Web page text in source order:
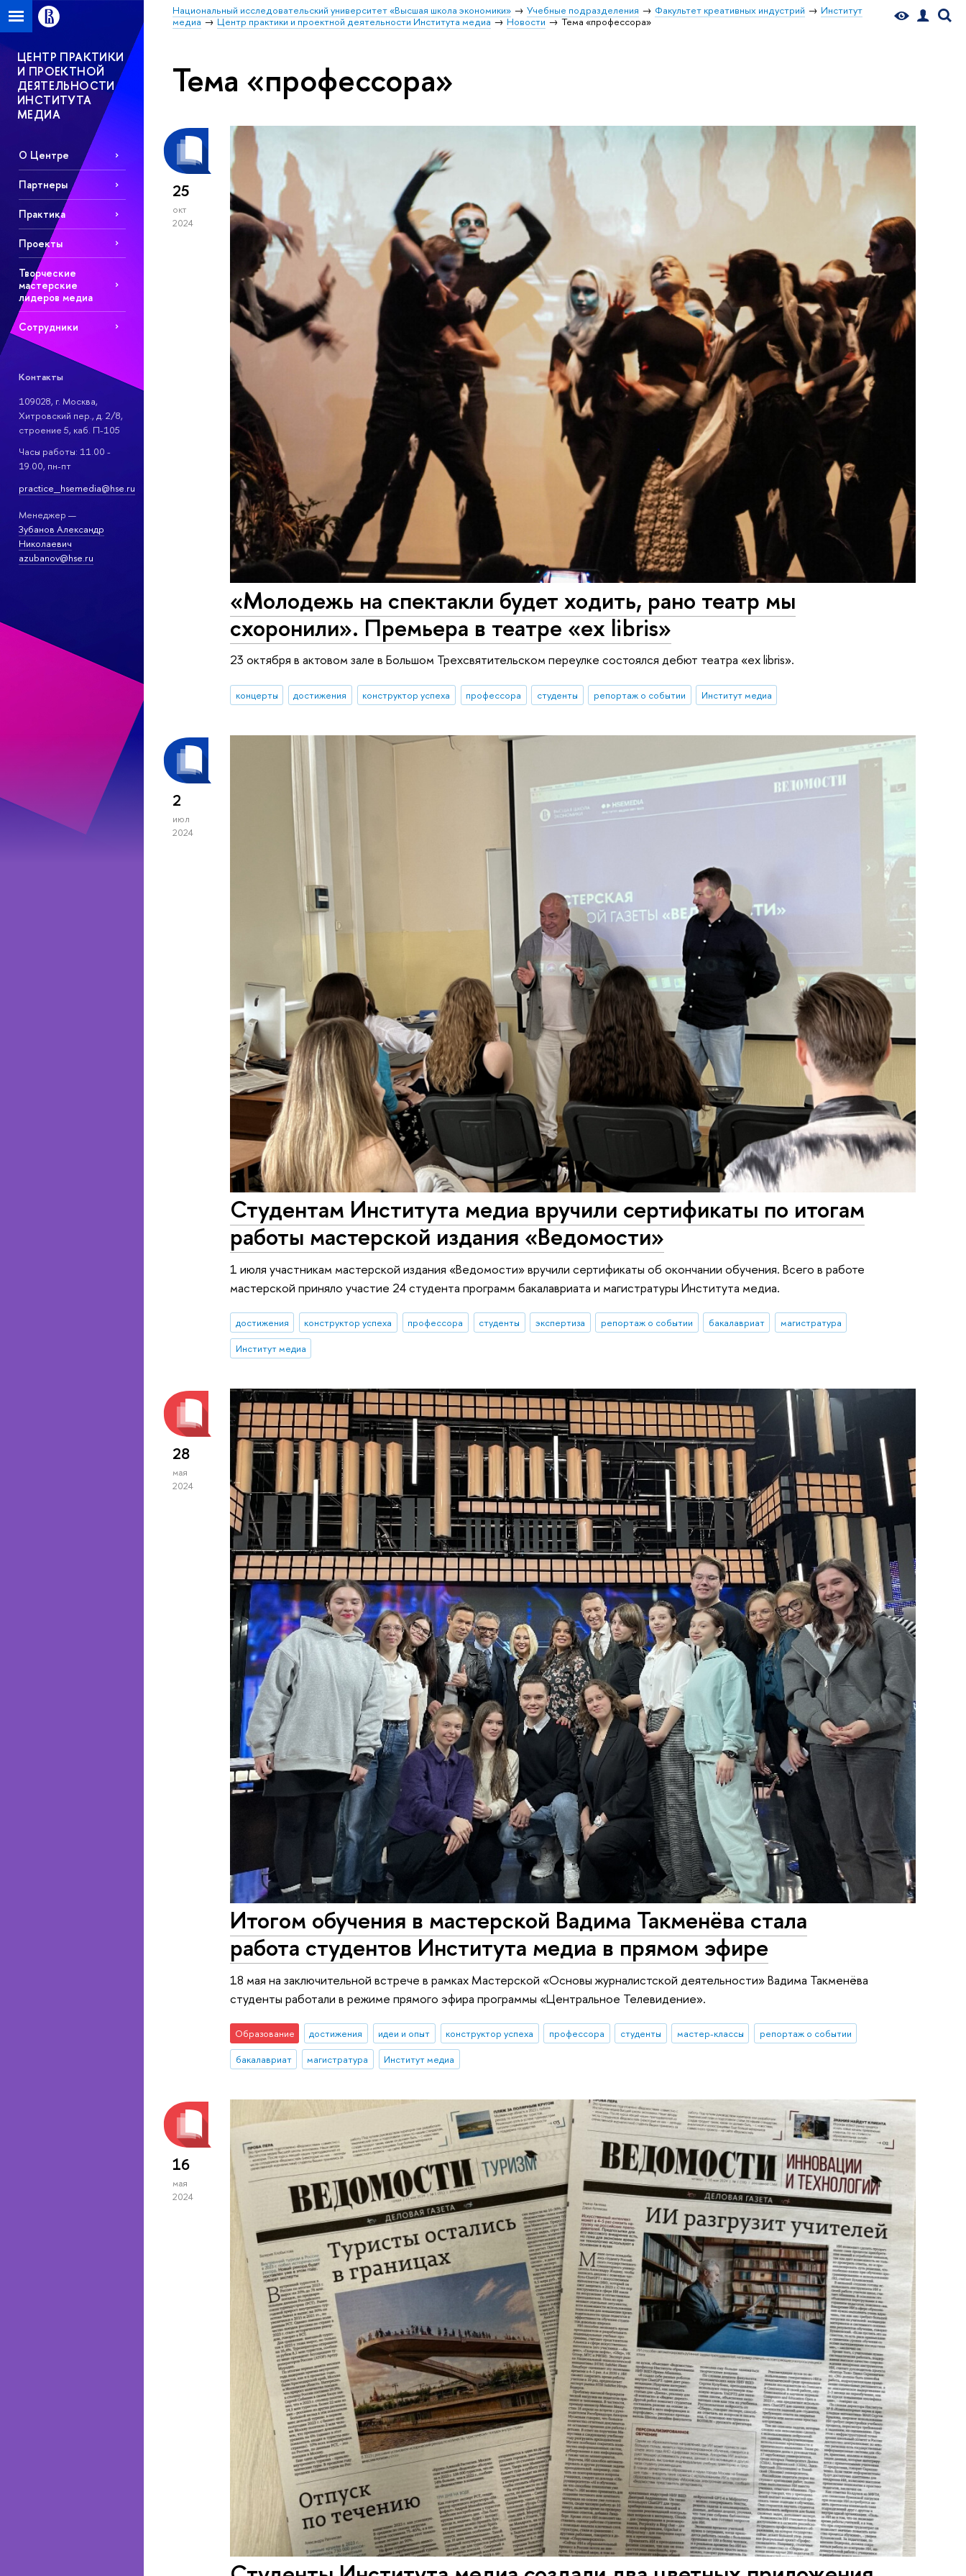
Национальный исследовательский университет «Высшая школа экономики» Учебные подразделения Факультет креативных индустрий
Институт
медиа
Центр практики и проектной деятельности Института медиа Новости Тема «профессора»
ЦЕНТР ПРАКТИКИ
И ПРОЕКТНОЙ
ДЕЯТЕЛЬНОСТИ
ИНСТИТУТА
МЕДИА
О Центре
Партнеры
Практика
Проекты
Творческие
мастерские
лидеров медиа
Сотрудники
Контакты
109028, г. Москва,
Хитровский пер., д. 2/8,
строение 5, каб. П-105
Часы работы: 11.00 -
19.00, пн-пт
practice_hsemedia@hse.ru
Менеджер —
Зубанов Александр
Николаевич
azubanov@hse.ru
Тема «профессора»
25
окт
2024
«Молодежь на спектакли будет ходить, рано театр мы
схоронили». Премьера в театре «ex libris»
23 октября в актовом зале в Большом Трехсвятительском переулке состоялся дебют театра «ex libris».
концерты достижения конструктор успеха профессора студенты репортаж о событии Институт медиа
2
июл
2024
Студентам Института медиа вручили сертификаты по итогам
работы мастерской издания «Ведомости»
1 июля участникам мастерской издания «Ведомости» вручили сертификаты об окончании обучения. Всего в работе
мастерской приняло участие 24 студента программ бакалавриата и магистратуры Института медиа.
достижения конструктор успеха профессора студенты экспертиза репортаж о событии бакалавриат
магистратура
Институт медиа
28
мая
2024
Итогом обучения в мастерской Вадима Такменёва стала
работа студентов Института медиа в прямом эфире
18 мая на заключительной встрече в рамках Мастерской «Основы журналистской деятельности» Вадима Такменёва
студенты работали в режиме прямого эфира программы «Центральное Телевидение».
Образование достижения идеи и опыт конструктор успеха профессора студенты мастер-классы
репортаж о событии
бакалавриат
магистратура Институт медиа
16
мая
2024